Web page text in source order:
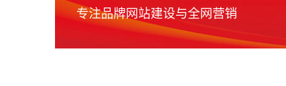
专注品牌网站建设与全网营销